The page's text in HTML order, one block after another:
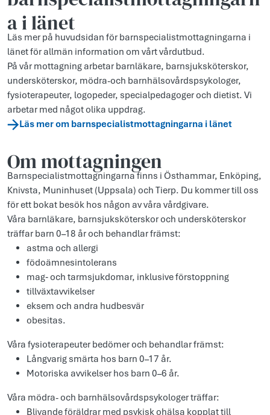
a i länet
Läs mer på huvudsidan för barnspecialistmottagningarna i
länet för allmän information om vårt vårdutbud.
På vår mottagning arbetar barnläkare, barnsjuksköterskor,
undersköterskor, mödra-och barnhälsovårdspsykologer,
fysioterapeuter, logopeder, specialpedagoger och dietist. Vi
arbetar med något olika uppdrag.
Läs mer om barnspecialistmottagningarna i länet
Om mottagningen
Barnspecialistmottagningarna finns i Östhammar, Enköping,
Knivsta, Muninhuset (Uppsala) och Tierp. Du kommer till oss
för ett bokat besök hos någon av våra vårdgivare.
Våra barnläkare, barnsjuksköterskor och undersköterskor
träffar barn 0–18 år och behandlar främst:
astma och allergi
födoämnesintolerans
mag‑ och tarmsjukdomar, inklusive förstoppning
tillväxtavvikelser
eksem och andra hudbesvär
obesitas.
Våra fysioterapeuter bedömer och behandlar främst:
Långvarig smärta hos barn 0–17 år.
Motoriska avvikelser hos barn 0–6 år.
Våra mödra- och barnhälsovårdspsykologer träffar:
Blivande föräldrar med psykisk ohälsa kopplat till